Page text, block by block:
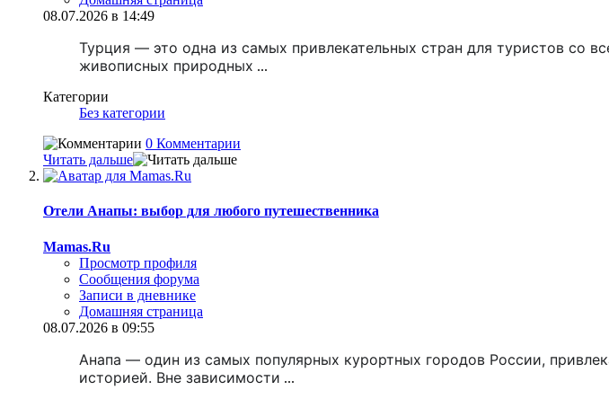
08.07.2026 в 14:49
Турция — это одна из самых привлекательных стран для туристов со
живописных природных ...
Категории
Без категории
0 Комментарии
Читать дальше
Отели Анапы: выбор для любого путешественника
Mamas.Ru
Просмотр профиля
Сообщения форума
Записи в дневнике
Домашняя страница
08.07.2026 в 09:55
Анапа — один из самых популярных курортных городов России,
историей. Вне зависимости ...